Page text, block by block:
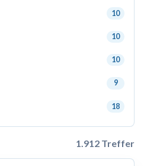
10
10
10
9
18
1.912 Treffer